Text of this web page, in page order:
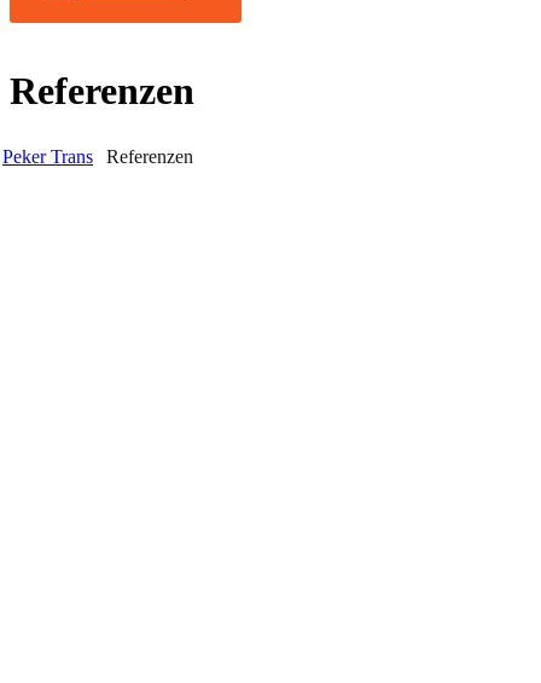
Referenzen
Peker Trans Referenzen